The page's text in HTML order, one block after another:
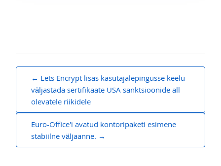
Navigeerimine
Lets Encrypt lisas kasutajalepingusse keelu
väljastada sertifikaate USA sanktsioonide all
olevatele riikidele
Euro-Office'i avatud kontoripaketi esimene
stabiilne väljaanne.